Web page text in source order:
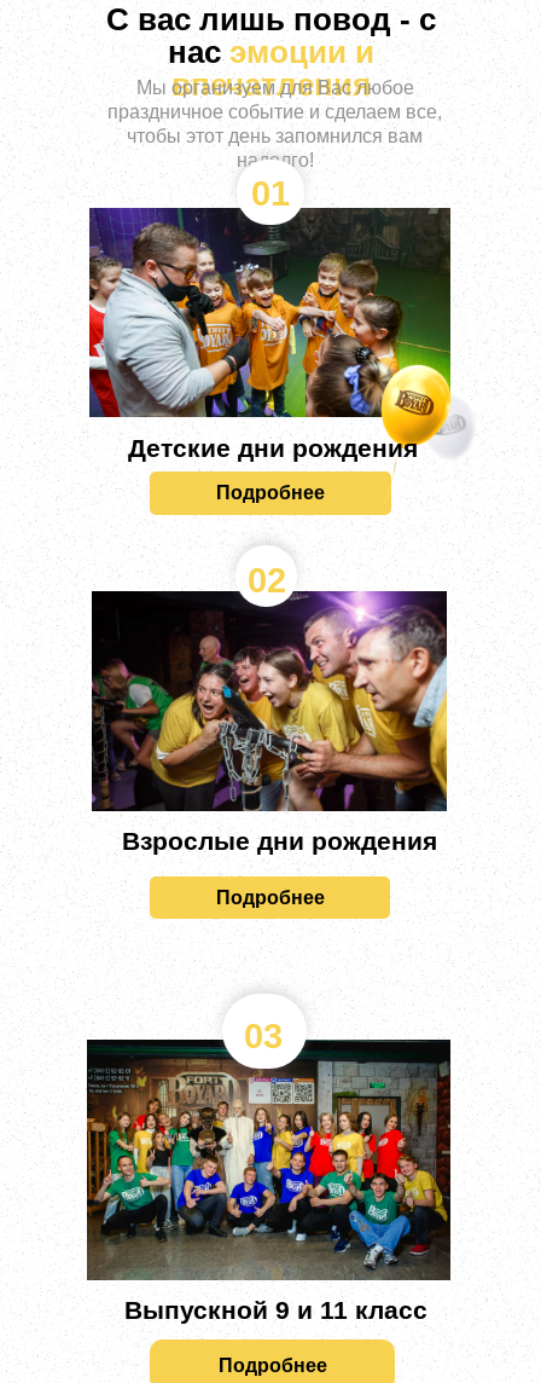
С вас лишь повод - с
насэмоции и
впечатления
Мы организуем для Вас любое
праздничное событие и сделаем все,
чтобы этот день запомнился вам
надолго!
01
02
Взрослые дни рождения
Подробнее
Подробнее
Детские дни рождения
03
Выпускной 9 и 11 класс
Подробнее